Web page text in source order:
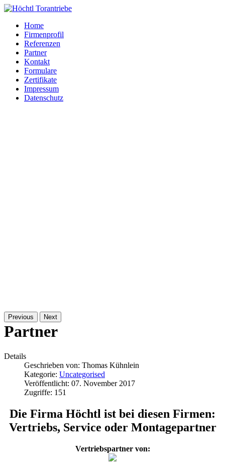
Home
Firmenprofil
Referenzen
Partner
Kontakt
Formulare
Zertifikate
Impressum
Datenschutz
Previous Next
Partner
Details
Geschrieben von: Thomas Kühnlein
Kategorie: Uncategorised
Veröffentlicht: 07. November 2017
Zugriffe: 151
Die Firma Höchtl ist bei diesen Firmen:
Vertriebs, Service oder Montagepartner
Vertriebspartner von: